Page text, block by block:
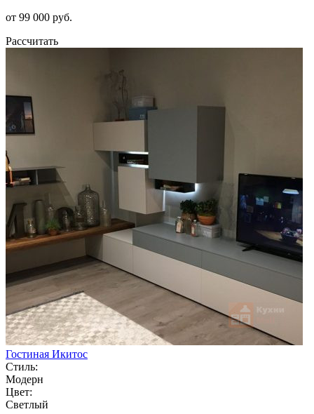
от 99 000 руб.
Рассчитать
Гостиная Икитос
Стиль:
Модерн
Цвет:
Светлый